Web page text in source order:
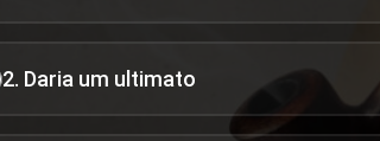
2. Daria um ultimato